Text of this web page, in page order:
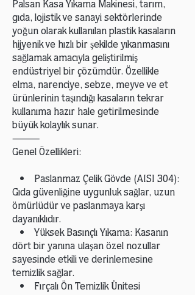
Palsan Kasa Yıkama Makinesi, tarım,
gıda, lojistik ve sanayi sektörlerinde
yoğun olarak kullanılan plastik kasaların
hijyenik ve hızlı bir şekilde yıkanmasını
sağlamak amacıyla geliştirilmiş
endüstriyel bir çözümdür. Özellikle
elma, narenciye, sebze, meyve ve et
ürünlerinin taşındığı kasaların tekrar
kullanıma hazır hale getirilmesinde
büyük kolaylık sunar.
⸻
Genel Özellikleri:
• Paslanmaz Çelik Gövde (AISI 304):
Gıda güvenliğine uygunluk sağlar, uzun
ömürlüdür ve paslanmaya karşı
dayanıklıdır.
• Yüksek Basınçlı Yıkama: Kasanın
dört bir yanına ulaşan özel nozullar
sayesinde etkili ve derinlemesine
temizlik sağlar.
• Fırçalı Ön Temizlik Ünitesi